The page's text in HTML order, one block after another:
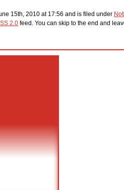
15th, 2010 at 17:56 and is filed under
2.0 feed. You can skip to the end and